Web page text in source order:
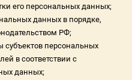
его персональных данных;
данных в порядке,
РФ;
субъектов персональных
в соответствии с
данных;